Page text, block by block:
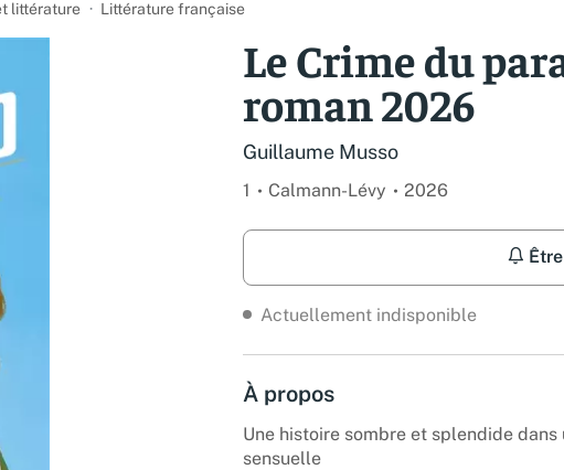
littérature Littérature française
Le Crime du
roman 2026
Guillaume Musso
1 Calmann-Lévy 2026
Actuellement indisponible
À propos
Une histoire sombre et splendide dans
sensuelle